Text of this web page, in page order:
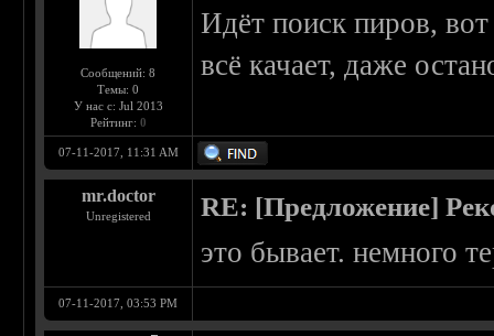
Сообщений: 8
Темы: 0
У нас с: Jul 2013
Рейтинг: 0
Идёт поиск пиров,
всё качает, даже
07-11-2017, 11:31 AM
mr.doctor
Unregistered RE: [Предложение]
это бывает. немного
07-11-2017, 03:53 PM